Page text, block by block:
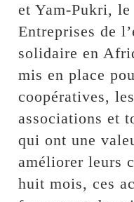
et Yam-Pukri, le
Entreprises de
solidaire en
mis en place
coopératives,
associations et
qui ont une
améliorer leurs
huit mois, ces